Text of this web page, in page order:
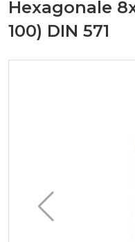
Hexagonale
100) DIN 571